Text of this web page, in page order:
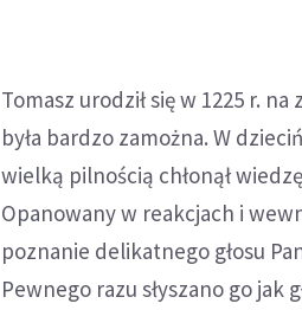
Tomasz urodził się w 1225 r.
była bardzo zamożna. W
wielką pilnością chłonął
Opanowany w reakcjach i
poznanie delikatnego głosu
Pewnego razu słyszano go jak